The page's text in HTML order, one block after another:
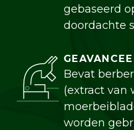
gebaseerd
doordachte
Bevat
(extract van
worden